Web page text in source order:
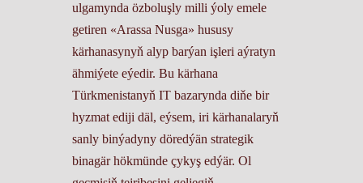
ulgamynda özboluşly milli ýoly emele
getiren «Arassa Nusga» hususy
kärhanasynyň alyp barýan işleri aýratyn
ähmiýete eýedir. Bu kärhana
Türkmenistanyň IT bazarynda diňe bir
hyzmat ediji däl, eýsem, iri kärhanalaryň
sanly binýadyny döredýän strategik
binagär hökmünde çykyş edýär. Ol